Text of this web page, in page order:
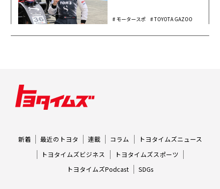
モータースポ
TOYOTA GAZOO
新着 最近のトヨタ 連載 コラム
トヨタイムズニュース
トヨタイムズビジネス
トヨタイムズスポーツ
トヨタイムズPodcast
SDGs